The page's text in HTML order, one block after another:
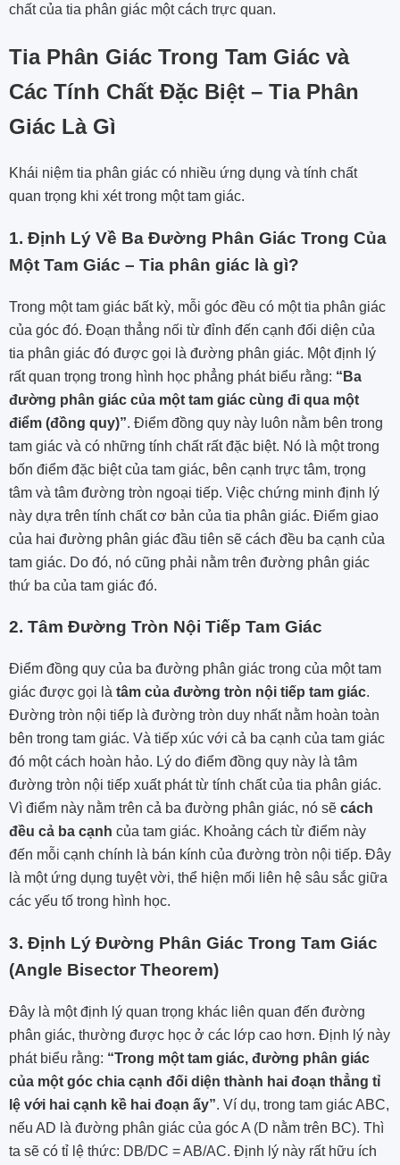
chất của tia phân giác một cách trực quan.
Tia Phân Giác Trong Tam Giác và
Các Tính Chất Đặc Biệt – Tia Phân
Giác Là Gì
Khái niệm tia phân giác có nhiều ứng dụng và tính chất
quan trọng khi xét trong một tam giác.
1. Định Lý Về Ba Đường Phân Giác Trong Của
Một Tam Giác – Tia phân giác là gì?
Trong một tam giác bất kỳ, mỗi góc đều có một tia phân giác
của góc đó. Đoạn thẳng nối từ đỉnh đến cạnh đối diện của
tia phân giác đó được gọi là đường phân giác. Một định lý
rất quan trọng trong hình học phẳng phát biểu rằng: “Ba
đường phân giác của một tam giác cùng đi qua một
điểm (đồng quy)”. Điểm đồng quy này luôn nằm bên trong
tam giác và có những tính chất rất đặc biệt. Nó là một trong
bốn điểm đặc biệt của tam giác, bên cạnh trực tâm, trọng
tâm và tâm đường tròn ngoại tiếp. Việc chứng minh định lý
này dựa trên tính chất cơ bản của tia phân giác. Điểm giao
của hai đường phân giác đầu tiên sẽ cách đều ba cạnh của
tam giác. Do đó, nó cũng phải nằm trên đường phân giác
thứ ba của tam giác đó.
2. Tâm Đường Tròn Nội Tiếp Tam Giác
Điểm đồng quy của ba đường phân giác trong của một tam
giác được gọi là tâm của đường tròn nội tiếp tam giác.
Đường tròn nội tiếp là đường tròn duy nhất nằm hoàn toàn
bên trong tam giác. Và tiếp xúc với cả ba cạnh của tam giác
đó một cách hoàn hảo. Lý do điểm đồng quy này là tâm
đường tròn nội tiếp xuất phát từ tính chất của tia phân giác.
Vì điểm này nằm trên cả ba đường phân giác, nó sẽ cách
đều cả ba cạnh của tam giác. Khoảng cách từ điểm này
đến mỗi cạnh chính là bán kính của đường tròn nội tiếp. Đây
là một ứng dụng tuyệt vời, thể hiện mối liên hệ sâu sắc giữa
các yếu tố trong hình học.
3. Định Lý Đường Phân Giác Trong Tam Giác
(Angle Bisector Theorem)
Đây là một định lý quan trọng khác liên quan đến đường
phân giác, thường được học ở các lớp cao hơn. Định lý này
phát biểu rằng: “Trong một tam giác, đường phân giác
của một góc chia cạnh đối diện thành hai đoạn thẳng tỉ
lệ với hai cạnh kề hai đoạn ấy”. Ví dụ, trong tam giác ABC,
nếu AD là đường phân giác của góc A (D nằm trên BC). Thì
ta sẽ có tỉ lệ thức: DB/DC = AB/AC. Định lý này rất hữu ích